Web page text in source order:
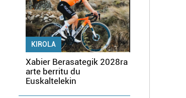
KIROLA
Xabier Berasategik 2028ra
arte berritu du
Euskaltelekin